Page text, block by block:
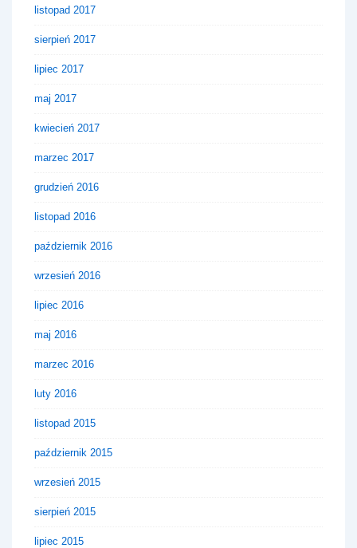
listopad 2017
sierpień 2017
lipiec 2017
maj 2017
kwiecień 2017
marzec 2017
grudzień 2016
listopad 2016
październik 2016
wrzesień 2016
lipiec 2016
maj 2016
marzec 2016
luty 2016
listopad 2015
październik 2015
wrzesień 2015
sierpień 2015
lipiec 2015